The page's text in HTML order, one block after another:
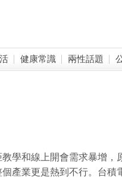
健康常識 兩性話題
學和線上開會需求暴增，
產業更是熱到不行。台積